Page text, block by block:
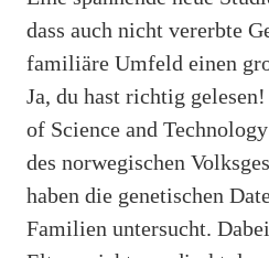
dass auch nicht vererbte
familiäre Umfeld einen
Ja, du hast richtig
of Science and
des norwegischen
haben die genetischen
Familien untersucht.